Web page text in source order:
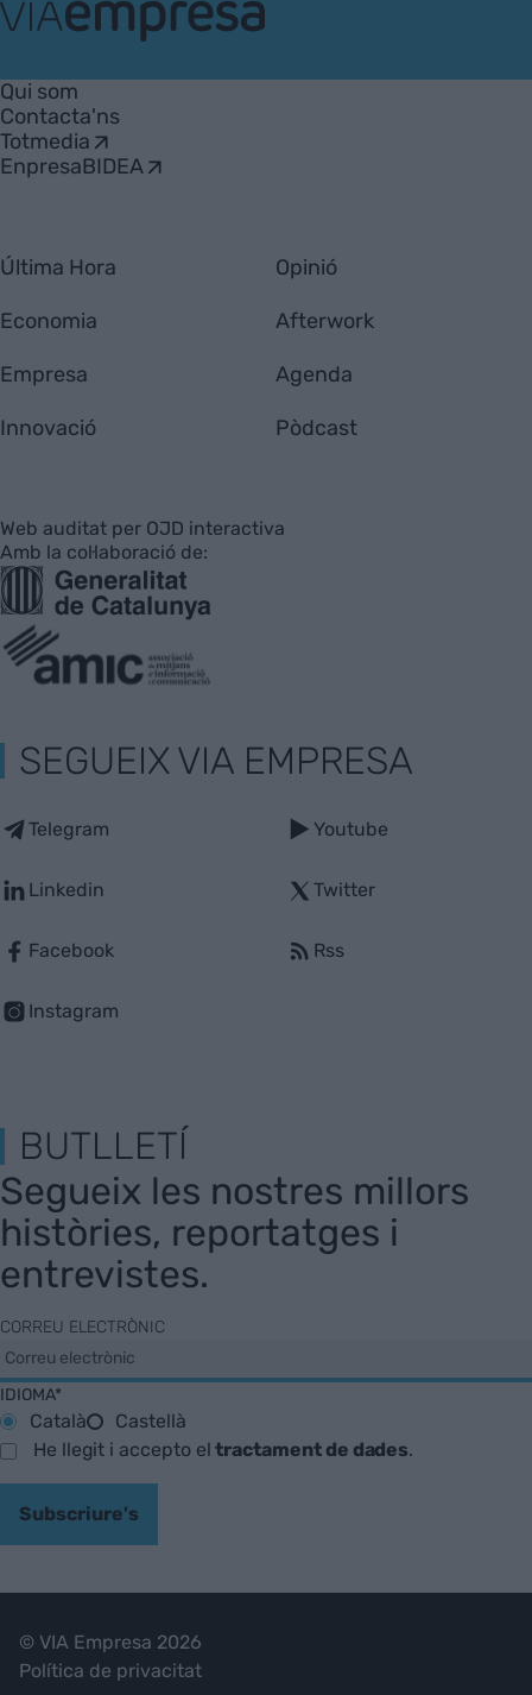
Empresa
Qui som
Contacta'ns
Totmedia
EnpresaBIDEA
Última Hora
Economia
Empresa
Innovació
Opinió
Afterwork
Agenda
Pòdcast
Web auditat per OJD interactiva
Amb la col·laboració de:
SEGUEIX VIA EMPRESA
Telegram
Linkedin
Facebook
Instagram
Youtube
Twitter
Rss
BUTLLETÍ
Segueix les nostres millors
històries, reportatges i
entrevistes.
CORREU ELECTRÒNIC
IDIOMA*
Català
Castellà
He llegit i accepto eltractament de dades.
Subscriure's
© VIA Empresa 2026
Política de privacitat